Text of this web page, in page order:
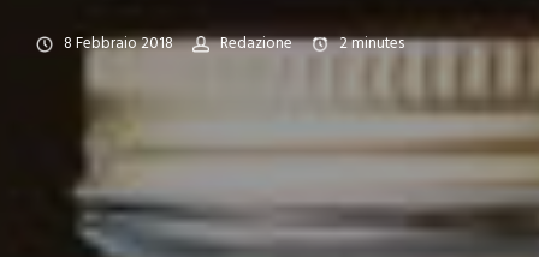
8 Febbraio 2018 Redazione 2minutes